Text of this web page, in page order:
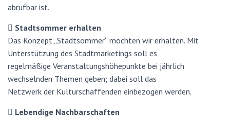
abrufbar ist.
 Stadtsommer erhalten
Das Konzept „Stadtsommer“ möchten wir erhalten. Mit
Unterstützung des Stadtmarketings soll es
regelmäßige Veranstaltungshöhepunkte bei jährlich
wechselnden Themen geben; dabei soll das
Netzwerk der Kulturschaffenden einbezogen werden.
 Lebendige Nachbarschaften